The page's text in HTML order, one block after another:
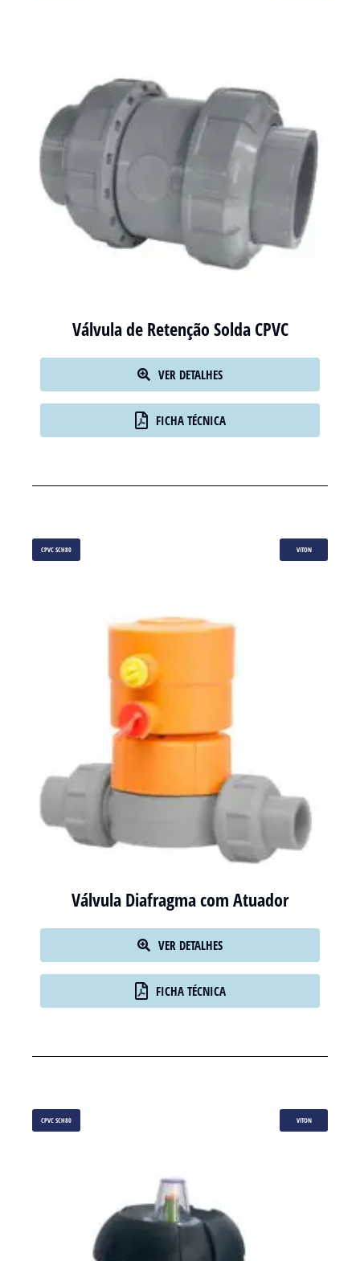
Válvula de Retenção Solda CPVC
VER DETALHES
FICHA TÉCNICA
CPVC SCH80 VITON
Válvula Diafragma com Atuador
VER DETALHES
FICHA TÉCNICA
CPVC SCH80 VITON